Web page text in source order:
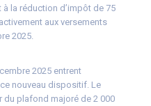
la réduction d’impôt de 75
aux versements
2025.
2025 entrent
nouveau dispositif. Le
du plafond majoré de 2 000